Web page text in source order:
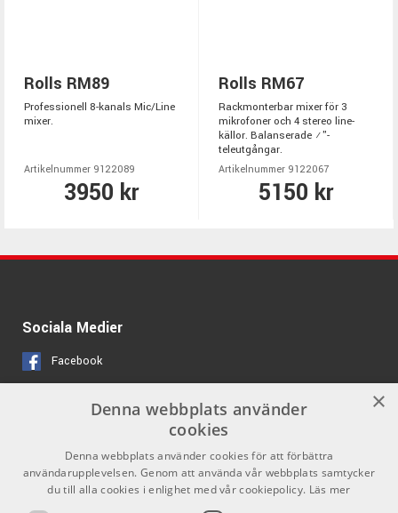
Rolls RM89
Professionell 8-kanals Mic/Line
mixer.
Artikelnummer 9122089
3950 kr
Rolls RM67
Rackmonterbar mixer för 3
mikrofoner och 4 stereo line-
källor. Balanserade ¼"-
teleutgångar.
Artikelnummer 9122067
5150 kr
Sociala Medier
Facebook
Om oss
Kontakta oss
Som privatperson kan du inte
köpa på denna webbsida, utan all
×
Denna webbplats använder
cookies
Denna webbplats använder cookies för att förbättra
användarupplevelsen. Genom att använda vår webbplats samtycker
du till alla cookies i enlighet med vår cookiepolicy. Läs mer